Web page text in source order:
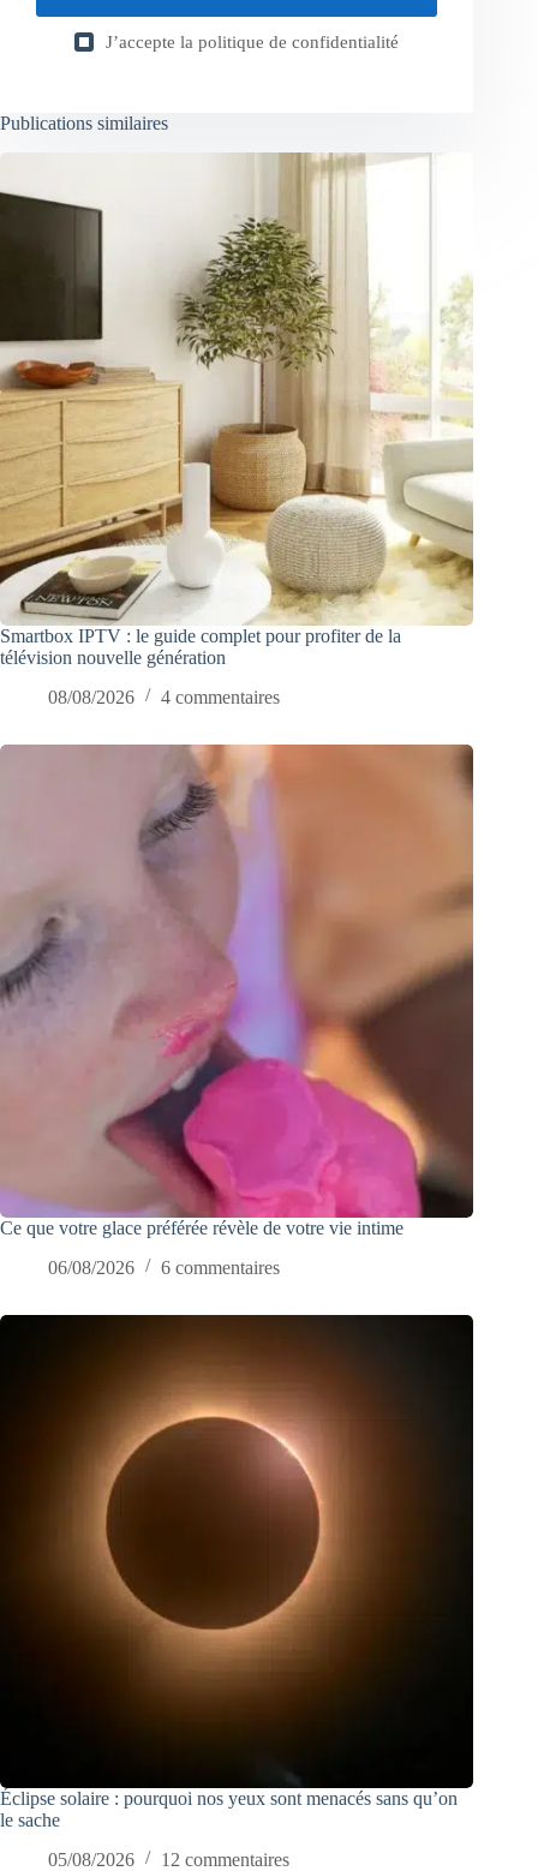
J’accepte la politique de confidentialité
Publications similaires
Smartbox IPTV : le guide complet pour profiter de la
télévision nouvelle génération
08/08/2026
4 commentaires
Ce que votre glace préférée révèle de votre vie intime
06/08/2026
6 commentaires
Éclipse solaire : pourquoi nos yeux sont menacés sans qu’on
le sache
05/08/2026
12 commentaires